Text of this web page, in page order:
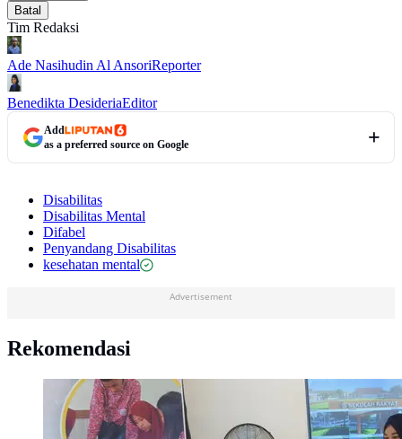
Batal
Tim Redaksi
Ade Nasihudin Al AnsoriReporter
Benedikta DesideriaEditor
Add
as a preferred source on Google
Disabilitas
Disabilitas Mental
Difabel
Penyandang Disabilitas
kesehatan mental
Advertisement
Rekomendasi